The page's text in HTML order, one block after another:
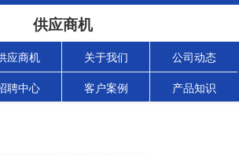
供应商机
应商机 关于我们 公司动态
聘中心 客户案例 产品知识